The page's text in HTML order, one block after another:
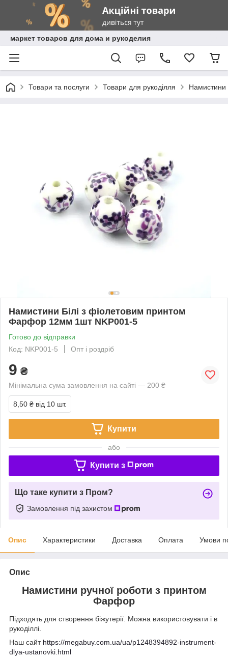
маркет товаров для дома и рукоделия
Товари та послуги Товари для рукоділля Намистини
Намистини Білі з фіолетовим принтом
Фарфор 12мм 1шт NKР001-5
Готово до відправки
Код: NKР001-5
Опт і роздріб
9 ₴
Мінімальна сума замовлення на сайті — 200 ₴
8,50 ₴ від 10 шт.
Купити
або
Купити з
Що таке купити з Пром?
Замовлення під захистом
Опис Характеристики Доставка Оплата Умови
Опис
Намистини ручної роботи з принтом
Фарфор
Підходять для створення біжутерії. Можна використовувати і в
рукоділлі.
Наш сайт https://megabuy.com.ua/ua/p1248394892-instrument-
dlya-ustanovki.html